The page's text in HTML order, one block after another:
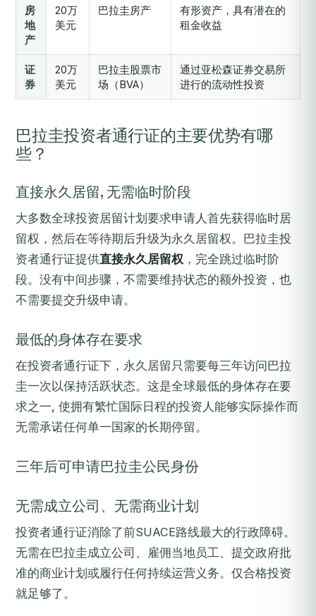
房
地
产
20万
美元
巴拉圭房产
有形资产，具有潜在的
租金收益
证
券
20万
美元
巴拉圭股票市
场（BVA）
通过亚松森证券交易所
进行的流动性投资
巴拉圭投资者通行证的主要优势有哪
些？
直接永久居留, 无需临时阶段
大多数全球投资居留计划要求申请人首先获得临时居
留权，然后在等待期后升级为永久居留权。巴拉圭投
资者通行证提供直接永久居留权 ，完全跳过临时阶
段。没有中间步骤，不需要维持状态的额外投资，也
不需要提交升级申请。
最低的身体存在要求
在投资者通行证下，永久居留只需要每三年访问巴拉
圭一次以保持活跃状态。这是全球最低的身体存在要
求之一, 使拥有繁忙国际日程的投资人能够实际操作而
无需承诺任何单一国家的长期停留。
三年后可申请巴拉圭公民身份
无需成立公司、无需商业计划
投资者通行证消除了前SUACE路线最大的行政障碍。
无需在巴拉圭成立公司、雇佣当地员工、提交政府批
准的商业计划或履行任何持续运营义务。仅合格投资
就足够了。